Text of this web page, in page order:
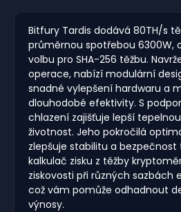
Bitfury Tardis dodává 80TH/s
průměrnou spotřebou 6300W,
volbu pro SHA-256 těžbu.
operace, nabízí modulární
snadné vylepšení hardwaru a
dlouhodobé efektivity. S
chlazení zajišťuje lepší
životnost. Jeho pokročilá
zlepšuje stabilitu a bezpečnost
kalkulač zisku z těžby
ziskovosti při různých sazbách
což vám pomůže odhadnout
výnosy.